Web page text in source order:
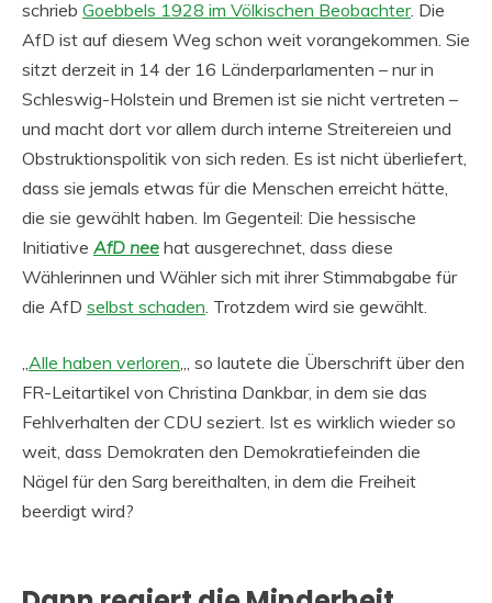
schrieb Goebbels 1928 im Völkischen Beobachter. Die
AfD ist auf diesem Weg schon weit vorangekommen. Sie
sitzt derzeit in 14 der 16 Länderparlamenten – nur in
Schleswig-Holstein und Bremen ist sie nicht vertreten –
und macht dort vor allem durch interne Streitereien und
Obstruktionspolitik von sich reden. Es ist nicht überliefert,
dass sie jemals etwas für die Menschen erreicht hätte,
die sie gewählt haben. Im Gegenteil: Die hessische
Initiative AfD nee hat ausgerechnet, dass diese
Wählerinnen und Wähler sich mit ihrer Stimmabgabe für
die AfD selbst schaden. Trotzdem wird sie gewählt.
„Alle haben verloren„, so lautete die Überschrift über den
FR-Leitartikel von Christina Dankbar, in dem sie das
Fehlverhalten der CDU seziert. Ist es wirklich wieder so
weit, dass Demokraten den Demokratiefeinden die
Nägel für den Sarg bereithalten, in dem die Freiheit
beerdigt wird?